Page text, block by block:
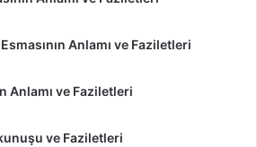
Anlamı ve Faziletleri
Anlamı ve Faziletleri
ve Faziletleri